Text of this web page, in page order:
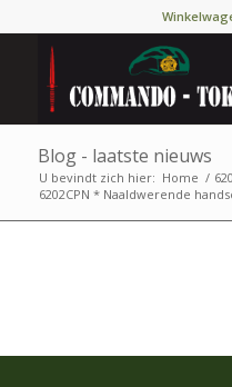
Blog - laatste nieuws
U bevindt zich hier: Home /
6202CPN * Naaldwerende